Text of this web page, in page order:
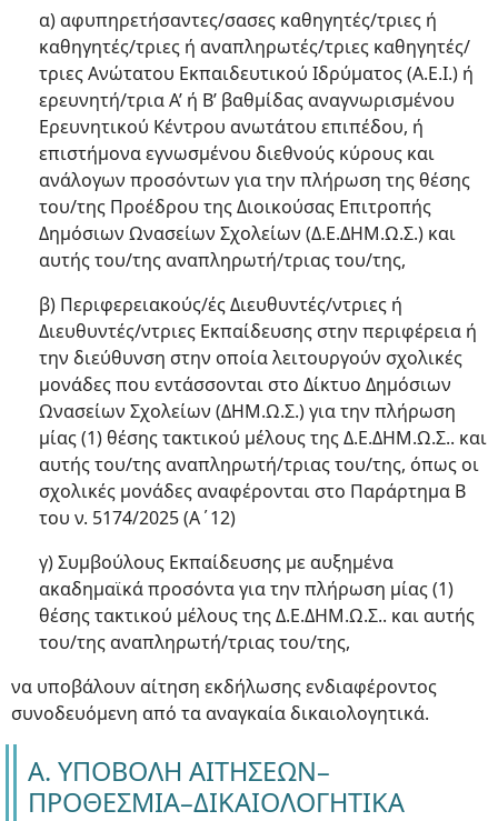
α) αφυπηρετήσαντες/σασες καθηγητές/τριες ή
καθηγητές/τριες ή αναπληρωτές/τριες καθηγητές/
τριες Ανώτατου Εκπαιδευτικού Ιδρύματος (Α.Ε.Ι.) ή
ερευνητή/τρια Α’ ή Β’ βαθμίδας αναγνωρισμένου
Ερευνητικού Κέντρου ανωτάτου επιπέδου, ή
επιστήμονα εγνωσμένου διεθνούς κύρους και
ανάλογων προσόντων για την πλήρωση της θέσης
του/της Προέδρου της Διοικούσας Επιτροπής
Δημόσιων Ωνασείων Σχολείων (Δ.Ε.ΔΗΜ.Ω.Σ.) και
αυτής του/της αναπληρωτή/τριας του/της,
β) Περιφερειακούς/ές Διευθυντές/ντριες ή
Διευθυντές/ντριες Εκπαίδευσης στην περιφέρεια ή
την διεύθυνση στην οποία λειτουργούν σχολικές
μονάδες που εντάσσονται στο Δίκτυο Δημόσιων
Ωνασείων Σχολείων (ΔΗΜ.Ω.Σ.) για την πλήρωση
μίας (1) θέσης τακτικού μέλους της Δ.Ε.ΔΗΜ.Ω.Σ.. και
αυτής του/της αναπληρωτή/τριας του/της, όπως οι
σχολικές μονάδες αναφέρονται στο Παράρτημα Β
του ν. 5174/2025 (Α΄12)
γ) Συμβούλους Εκπαίδευσης με αυξημένα
ακαδημαϊκά προσόντα για την πλήρωση μίας (1)
θέσης τακτικού μέλους της Δ.Ε.ΔΗΜ.Ω.Σ.. και αυτής
του/της αναπληρωτή/τριας του/της,
να υποβάλουν αίτηση εκδήλωσης ενδιαφέροντος
συνοδευόμενη από τα αναγκαία δικαιολογητικά.
Α. ΥΠΟΒΟΛΗ ΑΙΤΗΣΕΩΝ–
ΠΡΟΘΕΣΜΙΑ–ΔΙΚΑΙΟΛΟΓΗΤΙΚΑ